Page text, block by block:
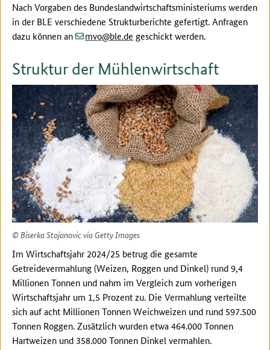
Nach Vorgaben des Bundeslandwirtschaftsministeriums werden
in der BLE verschiedene Strukturberichte gefertigt. Anfragen
dazu können an
mvo (at)
ble(dot)
de geschickt werden.
Struktur der Mühlenwirtschaft
© Biserka Stojanovic via Getty Images
Im Wirtschaftsjahr 2024/25 betrug die gesamte
Getreidevermahlung (Weizen, Roggen und Dinkel) rund 9,4
Millionen Tonnen und nahm im Vergleich zum vorherigen
Wirtschaftsjahr um 1,5 Prozent zu. Die Vermahlung verteilte
sich auf acht Millionen Tonnen Weichweizen und rund 597.500
Tonnen Roggen. Zusätzlich wurden etwa 464.000 Tonnen
Hartweizen und 358.000 Tonnen Dinkel vermahlen.